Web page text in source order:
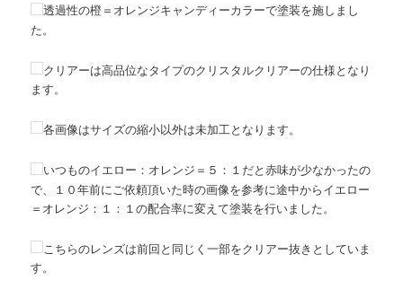
透過性の橙＝オレンジキャンディーカラーで塗装を施しまし
た。
クリアーは高品位なタイプのクリスタルクリアーの仕様となり
ます。
各画像はサイズの縮小以外は未加工となります。
いつものイエロー：オレンジ＝５：１だと赤味が少なかったの
で、１０年前にご依頼頂いた時の画像を参考に途中からイエロー
＝オレンジ：１：１の配合率に変えて塗装を行いました。
こちらのレンズは前回と同じく一部をクリアー抜きとしていま
す。